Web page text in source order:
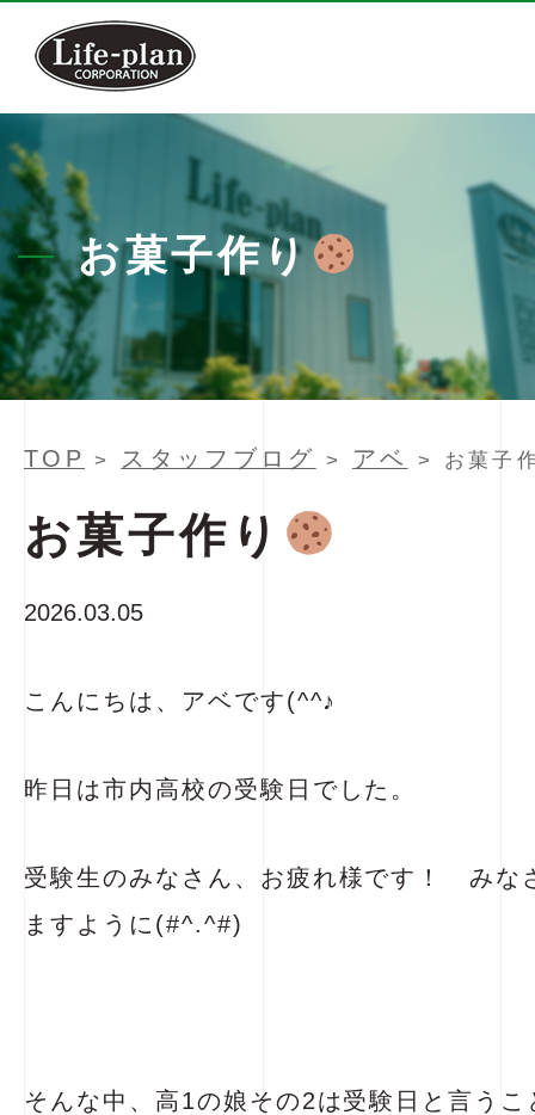
お菓子作り
TOP > スタッフブログ > アベ > お菓子
お菓子作り
2026.03.05
こんにちは、アベです(^^♪
昨日は市内高校の受験日でした。
受験生のみなさん、お疲れ様です！ みな
ますように(#^.^#)
そんな中、高1の娘その2は受験日と言う